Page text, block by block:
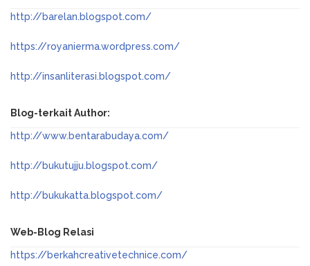
http://barelan.blogspot.com/
https://royanierma.wordpress.com/
http://insanliterasi.blogspot.com/
Blog-terkait Author:
http://www.bentarabudaya.com/
http://bukutujju.blogspot.com/
http://bukukatta.blogspot.com/
Web-Blog Relasi
https://berkahcreativetechnice.com/